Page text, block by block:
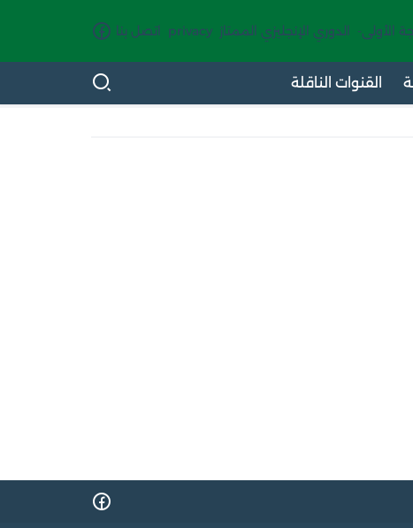
الأولى- الدوري الإنجليزي الممتاز privacy اتصل بنا
القنوات الناقلة